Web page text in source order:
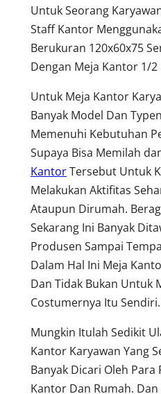
Untuk Seorang
Staff Kantor
Berukuran 120x60x75
Dengan Meja Kantor 1/2
Untuk Meja Kantor
Banyak Model Dan
Memenuhi Kebutuhan
Supaya Bisa Memilah
KantorTersebut Untuk
Melakukan Aktifitas
Ataupun Dirumah.
Sekarang Ini Banyak
Produsen Sampai
Dalam Hal Ini Meja
Dan Tidak Bukan Untuk
Costumernya Itu Sendiri.
Mungkin Itulah Sedikit
Kantor Karyawan Yang
Banyak Dicari Oleh
Kantor Dan Rumah.